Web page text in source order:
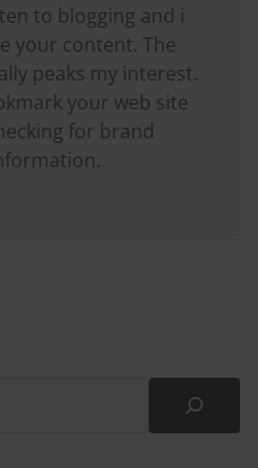
to blogging and i
your content. The
peaks my interest.
your web site
for brand